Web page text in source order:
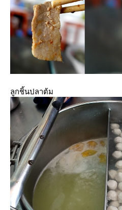
ลูกชิ้นปลาต้ม